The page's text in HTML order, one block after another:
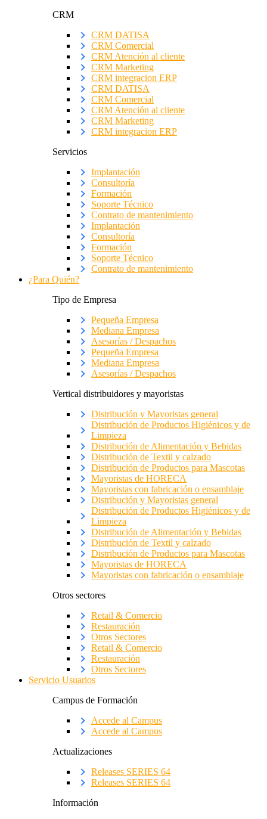
CRM
CRM DATISA
CRM Comercial
CRM Atención al cliente
CRM Marketing
CRM integracion ERP
CRM DATISA
CRM Comercial
CRM Atención al cliente
CRM Marketing
CRM integracion ERP
Servicios
Implantación
Consultoría
Formación
Soporte Técnico
Contrato de mantenimiento
Implantación
Consultoría
Formación
Soporte Técnico
Contrato de mantenimiento
¿Para Quién?
Tipo de Empresa
Pequeña Empresa
Mediana Empresa
Asesorías / Despachos
Pequeña Empresa
Mediana Empresa
Asesorías / Despachos
Vertical distribuidores y mayoristas
Distribución y Mayoristas general
Distribución de Productos Higiénicos y de
Limpieza
Distribución de Alimentación y Bebidas
Distribución de Textil y calzado
Distribución de Productos para Mascotas
Mayoristas de HORECA
Mayoristas con fabricación o ensamblaje
Distribución y Mayoristas general
Distribución de Productos Higiénicos y de
Limpieza
Distribución de Alimentación y Bebidas
Distribución de Textil y calzado
Distribución de Productos para Mascotas
Mayoristas de HORECA
Mayoristas con fabricación o ensamblaje
Otros sectores
Retail & Comercio
Restauración
Otros Sectores
Retail & Comercio
Restauración
Otros Sectores
Servicio Usuarios
Campus de Formación
Accede al Campus
Accede al Campus
Actualizaciones
Releases SERIES 64
Releases SERIES 64
Información